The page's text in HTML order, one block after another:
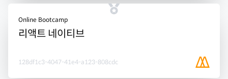
Online Bootcamp
리액트 네이티브
128df1c3-4047-41e4-a123-808cdc